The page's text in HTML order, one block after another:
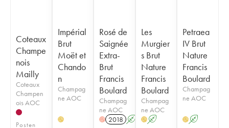
Coteaux
Champe
nois
Mailly
Coteaux
Champen
ois AOC
Posten
Impérial
Brut
Moët et
Chando
n
Champag
ne AOC
H
Rosé de
Saignée
Extra-
Brut
Francis
Boulard
Champag
ne AOC
H 2018 A
Les
Murgier
s Brut
Nature
Francis
Boulard
Champag
ne AOC
HA
Petraea
IV Brut
Nature
Francis
Boulard
Champag
ne AOC
H A